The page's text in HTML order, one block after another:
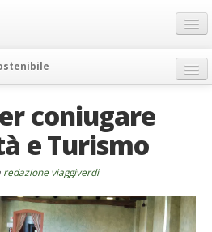
coniugare
e Turismo
redazione viaggiverdi